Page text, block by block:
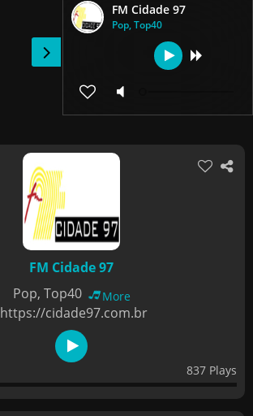
FM Cidade 97
Pop, Top40
FM Cidade 97
Pop, Top40
More
https://cidade97.com.br
837 Plays